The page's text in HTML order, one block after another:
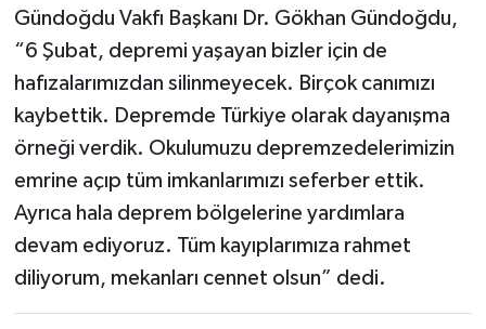
Gündoğdu Vakfı Başkanı Dr. Gökhan Gündoğdu,
“6 Şubat, depremi yaşayan bizler için de
hafızalarımızdan silinmeyecek. Birçok canımızı
kaybettik. Depremde Türkiye olarak dayanışma
örneği verdik. Okulumuzu depremzedelerimizin
emrine açıp tüm imkanlarımızı seferber ettik.
Ayrıca hala deprem bölgelerine yardımlara
devam ediyoruz. Tüm kayıplarımıza rahmet
diliyorum, mekanları cennet olsun” dedi.